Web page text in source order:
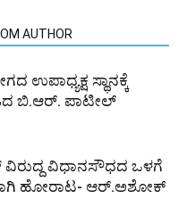
AUTHOR
ಉಪಾಧ್ಯಕ್ಷ ಸ್ಥಾನಕ್ಕೆ
ಬಿ.ಆರ್. ಪಾಟೀಲ್
ವಿಧಾನಸೌಧದ ಒಳಗೆ
ಹೋರಾಟ- ಆರ್.ಅಶೋಕ್